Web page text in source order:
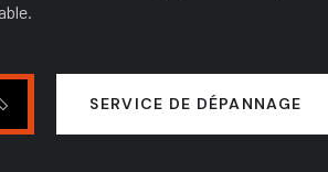
SERVICE DE DÉPANNAGE